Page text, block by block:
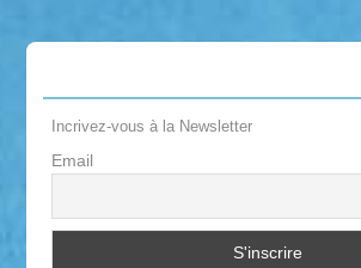
Incrivez-vous à la Newsletter
Email